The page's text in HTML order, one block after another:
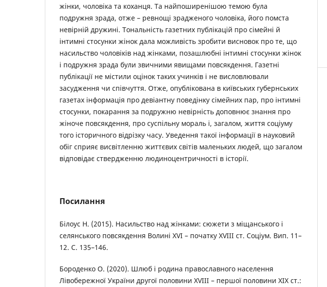
жінки, чоловіка та коханця. Та найпоширенішою темою була
подружня зрада, отже – ревнощі зрадженого чоловіка, його помста
невірній дружині. Тональність газетних публікацій про сімейні й
інтимні стосунки жінок дала можливість зробити висновок про те, що
насильство чоловіків над жінками, позашлюбні інтимні стосунки жінок
і подружня зрада були звичними явищами повсякдення. Газетні
публікації не містили оцінок таких учинків і не висловлювали
засудження чи співчуття. Отже, опублікована в київських губернських
газетах інформація про девіантну поведінку сімейних пар, про інтимні
стосунки, покарання за подружню невірність доповнює знання про
жіноче повсякдення, про суспільну мораль і, загалом, життя соціуму
того історичного відрізку часу. Уведення такої інформації в науковий
обіг сприяє висвітленню життєвих світів маленьких людей, що загалом
відповідає ствердженню людиноцентричності в історії.
Посилання
Білоус Н. (2015). Насильство над жінками: сюжети з міщанського і
селянського повсякдення Волині ХVІ – початку ХVІІІ ст. Соціум. Вип. 11–
12. С. 135–146.
Бороденко О. (2020). Шлюб і родина православного населення
Лівобережної України другої половини XVIII – першої половини ХІХ ст.: